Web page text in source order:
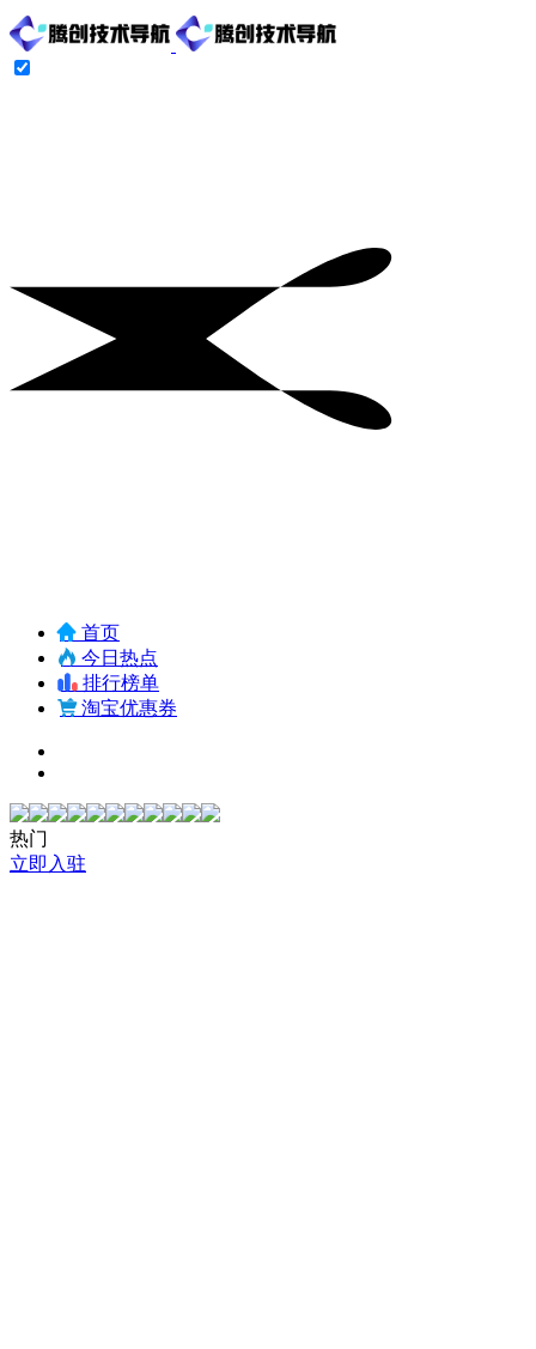
首页
今日热点
排行榜单
淘宝优惠券
热门
立即入驻